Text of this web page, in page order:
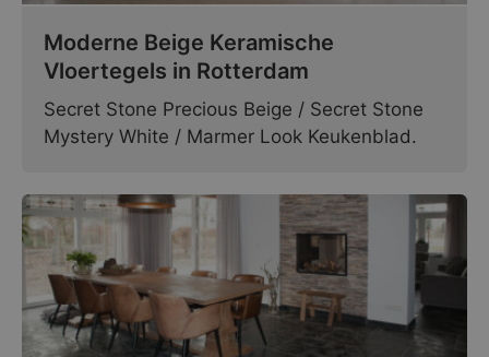
Moderne Beige Keramische
Vloertegels in Rotterdam
Secret Stone Precious Beige / Secret Stone
Mystery White / Marmer Look Keukenblad.